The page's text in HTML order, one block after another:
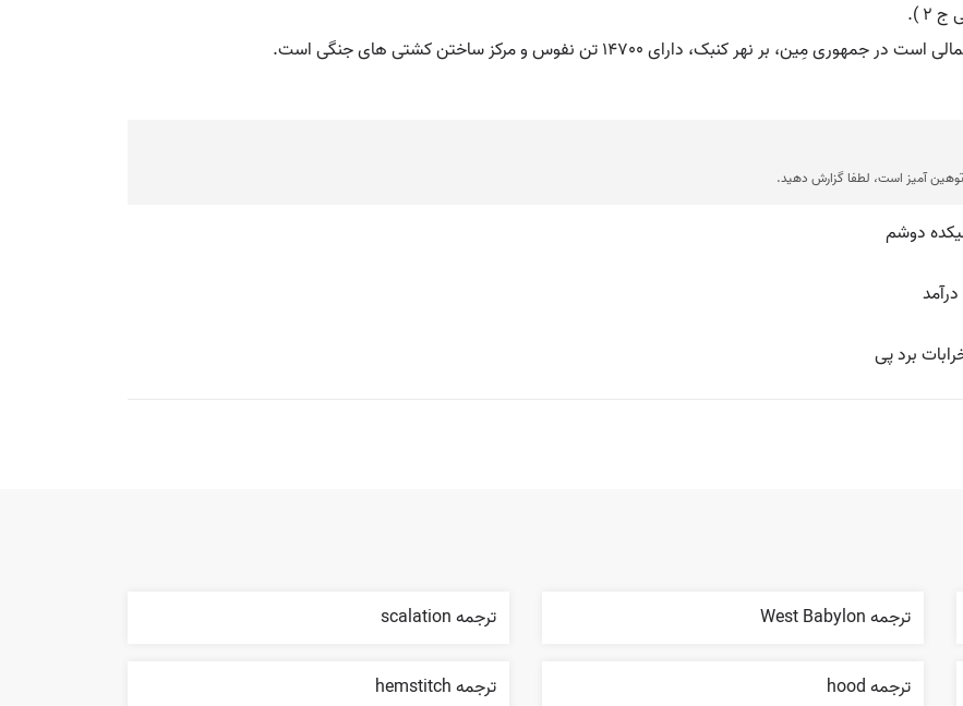
2 ).
کنبک، دارای 14700 تن نفوس و مرکز ساختن کشتی های جنگی است.
آمیز است، لطفا گزارش دهید.
دوشم
برد پی
ترجمه West Babylon ترجمه scalation
ترجمه hood ترجمه hemstitch